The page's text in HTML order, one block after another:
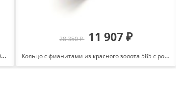
Кольцо обручальное из красного золота 375 Т200019193
28 350 ₽ 11 907 ₽
Кольцо с фианитами из красного золота 585 с родированием 1449607 1 1 1